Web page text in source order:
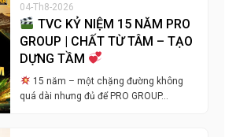
04-Th8-2026
TVC KỶ NIỆM 15 NĂM PRO
GROUP | CHẤT TỪ TÂM – TẠO
DỰNG TẦM
15 năm – một chặng đường không
quá dài nhưng đủ để PRO GROUP…